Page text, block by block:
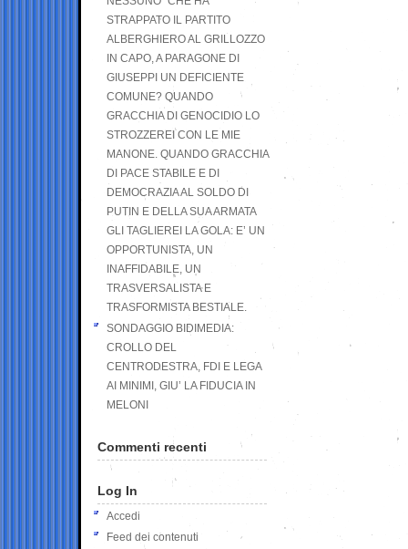
STRAPPATO IL PARTITO
ALBERGHIERO AL GRILLOZZO
IN CAPO, A PARAGONE DI
GIUSEPPI UN DEFICIENTE
COMUNE? QUANDO
GRACCHIA DI GENOCIDIO LO
STROZZEREI CON LE MIE
MANONE. QUANDO GRACCHIA
DI PACE STABILE E DI
DEMOCRAZIA AL SOLDO DI
PUTIN E DELLA SUA ARMATA
GLI TAGLIEREI LA GOLA: E’ UN
OPPORTUNISTA, UN
INAFFIDABILE, UN
TRASVERSALISTA E
TRASFORMISTA BESTIALE.
SONDAGGIO BIDIMEDIA:
CROLLO DEL
CENTRODESTRA, FDI E LEGA
AI MINIMI, GIU’ LA FIDUCIA IN
MELONI
Commenti recenti
Log In
Accedi
Feed dei contenuti